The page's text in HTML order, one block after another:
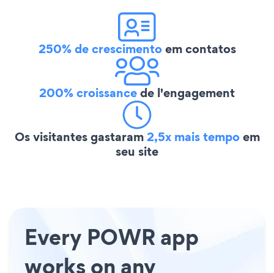
250% de crescimentoem contatos
200% croissancede l'engagement
Os visitantes gastaram2,5x mais tempoem
seu site
Every POWR app
works on any